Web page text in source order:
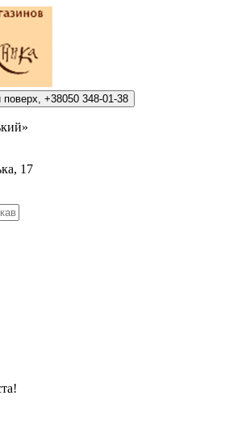
+38050 348-01-38
17